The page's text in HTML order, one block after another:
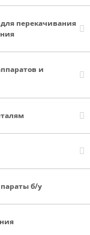
перекачивания
и
б/у